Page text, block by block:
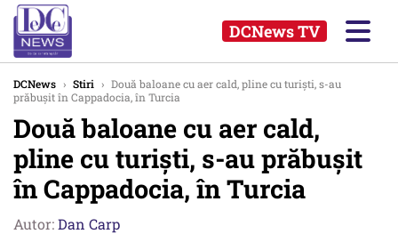
DCNews TV
DCNews › Stiri › Două baloane cu aer cald, pline cu turiști, s-au
prăbușit în Cappadocia, în Turcia
Două baloane cu aer cald,
pline cu turiști, s-au prăbușit
în Cappadocia, în Turcia
Autor:Dan Carp